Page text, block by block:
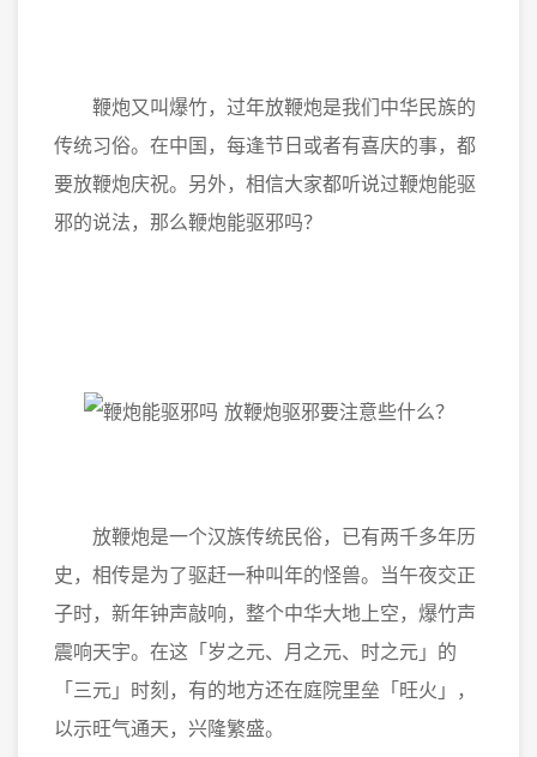
鞭炮又叫爆竹，过年放鞭炮是我们中华民族的
传统习俗。在中国，每逢节日或者有喜庆的事，都
要放鞭炮庆祝。另外，相信大家都听说过鞭炮能驱
邪的说法，那么鞭炮能驱邪吗？
放鞭炮是一个汉族传统民俗，已有两千多年历
史，相传是为了驱赶一种叫年的怪兽。当午夜交正
子时，新年钟声敲响，整个中华大地上空，爆竹声
震响天宇。在这「岁之元、月之元、时之元」的
「三元」时刻，有的地方还在庭院里垒「旺火」，
以示旺气通天，兴隆繁盛。